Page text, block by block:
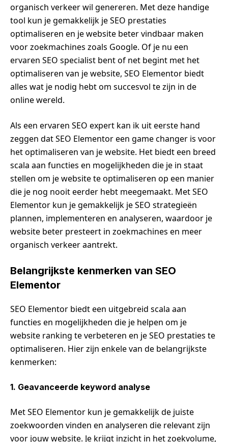
organisch verkeer wil genereren. Met deze handige
tool kun je gemakkelijk je SEO prestaties
optimaliseren en je website beter vindbaar maken
voor zoekmachines zoals Google. Of je nu een
ervaren SEO specialist bent of net begint met het
optimaliseren van je website, SEO Elementor biedt
alles wat je nodig hebt om succesvol te zijn in de
online wereld.
Als een ervaren SEO expert kan ik uit eerste hand
zeggen dat SEO Elementor een game changer is voor
het optimaliseren van je website. Het biedt een breed
scala aan functies en mogelijkheden die je in staat
stellen om je website te optimaliseren op een manier
die je nog nooit eerder hebt meegemaakt. Met SEO
Elementor kun je gemakkelijk je SEO strategieën
plannen, implementeren en analyseren, waardoor je
website beter presteert in zoekmachines en meer
organisch verkeer aantrekt.
Belangrijkste kenmerken van SEO
Elementor
SEO Elementor biedt een uitgebreid scala aan
functies en mogelijkheden die je helpen om je
website ranking te verbeteren en je SEO prestaties te
optimaliseren. Hier zijn enkele van de belangrijkste
kenmerken:
1. Geavanceerde keyword analyse
Met SEO Elementor kun je gemakkelijk de juiste
zoekwoorden vinden en analyseren die relevant zijn
voor jouw website. Je krijgt inzicht in het zoekvolume,